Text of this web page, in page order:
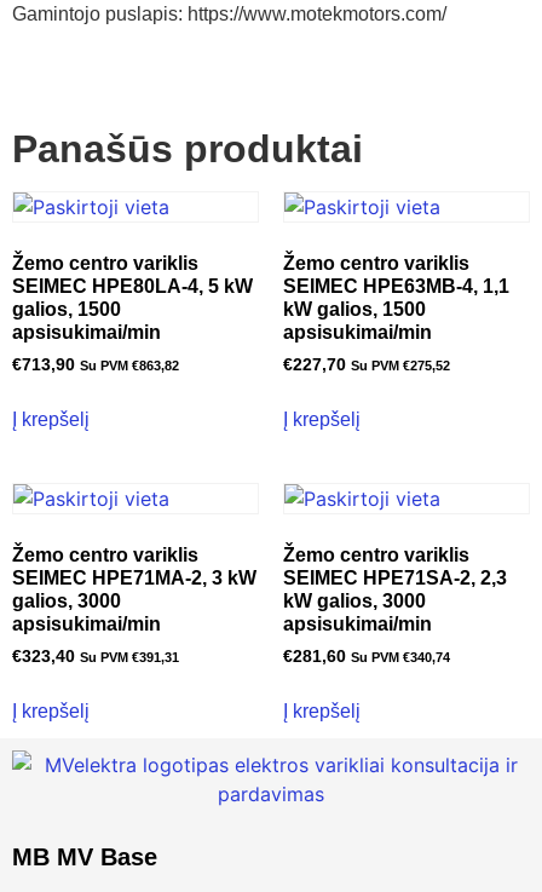
Gamintojo puslapis: https://www.motekmotors.com/
Panašūs produktai
Žemo centro variklis
SEIMEC HPE80LA-4, 5 kW
galios, 1500
apsisukimai/min
€713,90 Su PVM €863,82
Į krepšelį
Žemo centro variklis
SEIMEC HPE63MB-4, 1,1
kW galios, 1500
apsisukimai/min
€227,70 Su PVM €275,52
Į krepšelį
Žemo centro variklis
SEIMEC HPE71MA-2, 3 kW
galios, 3000
apsisukimai/min
€323,40 Su PVM €391,31
Į krepšelį
Žemo centro variklis
SEIMEC HPE71SA-2, 2,3
kW galios, 3000
apsisukimai/min
€281,60 Su PVM €340,74
Į krepšelį
MB MV Base